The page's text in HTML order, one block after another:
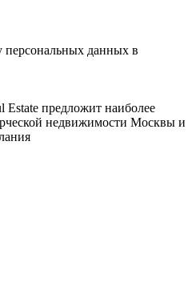
персональных данных в
Estate предложит наиболее
недвижимости Москвы и